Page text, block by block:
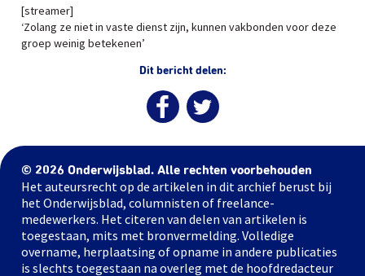
[streamer]
‘Zolang ze niet in vaste dienst zijn, kunnen vakbonden voor deze
groep weinig betekenen’
Dit bericht delen:
© 2026 Onderwijsblad. Alle rechten voorbehouden
Het auteursrecht op de artikelen in dit archief berust bij
het Onderwijsblad, columnisten of freelance-
medewerkers. Het citeren van delen van artikelen is
toegestaan, mits met bronvermelding. Volledige
overname, herplaatsing of opname in andere publicaties
is slechts toegestaan na overleg met de hoofdredacteur